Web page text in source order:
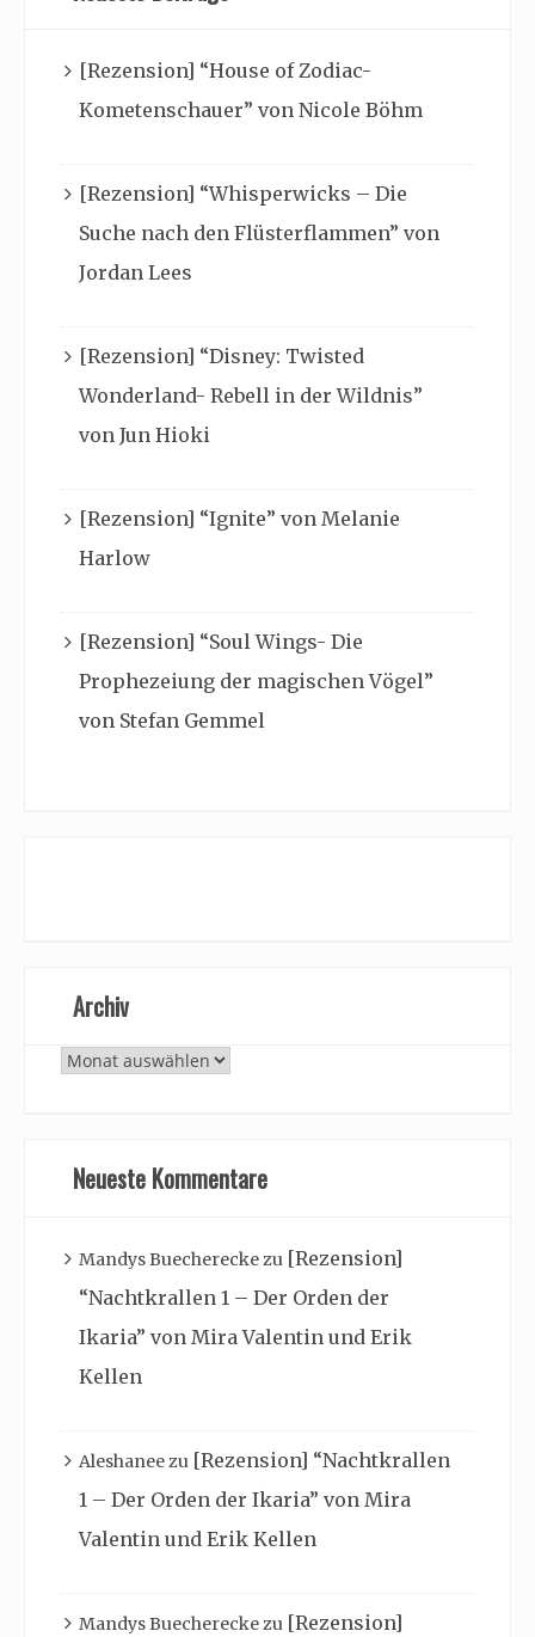
[Rezension] “House of Zodiac-
Kometenschauer” von Nicole Böhm
[Rezension] “Whisperwicks – Die
Suche nach den Flüsterflammen” von
Jordan Lees
[Rezension] “Disney: Twisted
Wonderland- Rebell in der Wildnis”
von Jun Hioki
[Rezension] “Ignite” von Melanie
Harlow
[Rezension] “Soul Wings- Die
Prophezeiung der magischen Vögel”
von Stefan Gemmel
Archiv
Archiv
Neueste Kommentare
Mandys Buechereckezu [Rezension]
“Nachtkrallen 1 – Der Orden der
Ikaria” von Mira Valentin und Erik
Kellen
Aleshaneezu [Rezension] “Nachtkrallen
1 – Der Orden der Ikaria” von Mira
Valentin und Erik Kellen
Mandys Buechereckezu [Rezension]